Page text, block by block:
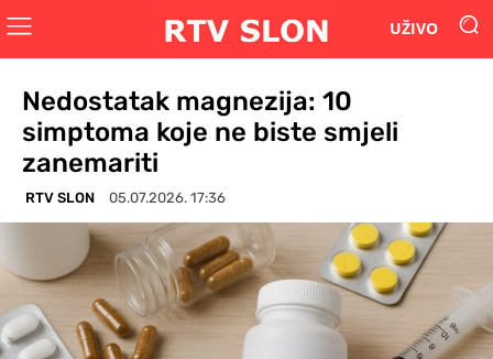
UŽIVO
Nedostatak magnezija: 10
simptoma koje ne biste smjeli
zanemariti
RTV SLON 05.07.2026. 17:36